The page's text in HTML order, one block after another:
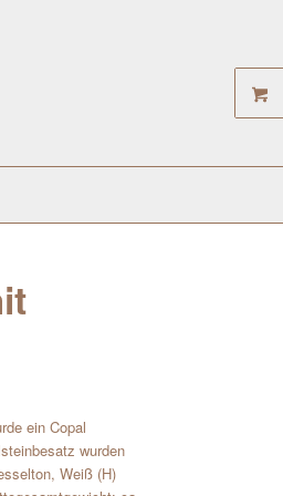
ein Copal
wurden
Weiß (H)